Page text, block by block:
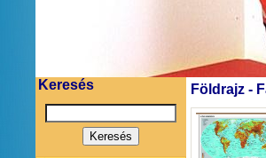
Keresés Földrajz -